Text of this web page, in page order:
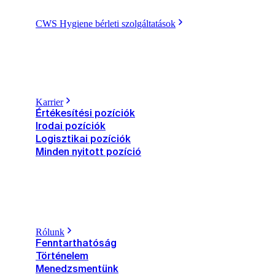
CWS Hygiene bérleti szolgáltatások
Karrier
Értékesítési pozíciók
Irodai pozíciók
Logisztikai pozíciók
Minden nyitott pozíció
Rólunk
Fenntarthatóság
Történelem
Menedzsmentünk